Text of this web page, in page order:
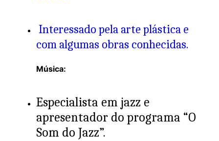
Interessado pela arte plástica e
com algumas obras conhecidas.
Música:
Especialista em jazz e
apresentador do programa “O
Som do Jazz”.